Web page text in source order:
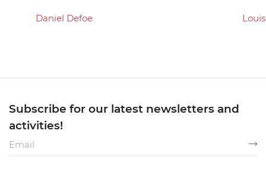
Daniel Defoe
Subscribe for our latest newsletters and
activities!